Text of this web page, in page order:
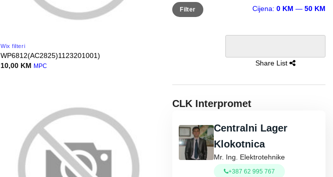
Wix filteri
WP6812(AC2825)1123201001)
10,00 KM MPC
Minimalna
cijena
Maksimalna
cijena
Filter Cijena: 0 KM — 50 KM
Share List
CLK Interpromet
Centralni Lager
Klokotnica
Mr. Ing. Elektrotehnike
+387 62 995 767